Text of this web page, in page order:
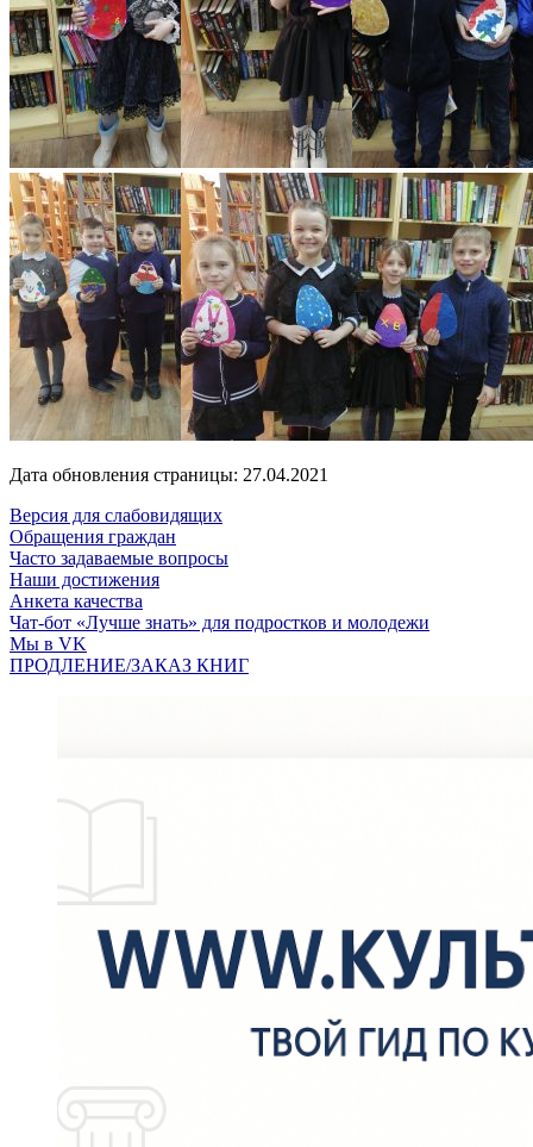
Дата обновления страницы: 27.04.2021
Версия для слабовидящих
Обращения граждан
Часто задаваемые вопросы
Наши достижения
Анкета качества
Чат-бот «Лучше знать» для подростков и молодежи
Мы в VK
ПРОДЛЕНИЕ/ЗАКАЗ КНИГ